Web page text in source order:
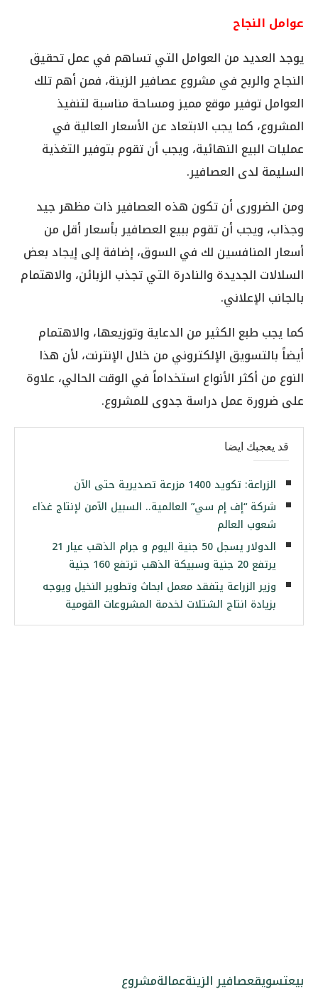
عوامل النجاح
يوجد العديد من العوامل التي تساهم في عمل تحقيق
النجاح والربح في مشروع عصافير الزينة، فمن أهم تلك
العوامل توفير موقع مميز ومساحة مناسبة لتنفيذ
المشروع، كما يجب الابتعاد عن الأسعار العالية في
عمليات البيع النهائية، ويجب أن تقوم بتوفير التغذية
السليمة لدى العصافير.
ومن الضرورى أن تكون هذه العصافير ذات مظهر جيد
وجذاب، ويجب أن تقوم ببيع العصافير بأسعار أقل من
أسعار المنافسين لك في السوق، إضافة إلى إيجاد بعض
السلالات الجديدة والنادرة التي تجذب الزبائن، والاهتمام
بالجانب الإعلاني.
كما يجب طبع الكثير من الدعاية وتوزيعها، والاهتمام
أيضاً بالتسويق الإلكتروني من خلال الإنترنت، لأن هذا
النوع من أكثر الأنواع استخداماً في الوقت الحالي، علاوة
على ضرورة عمل دراسة جدوى للمشروع.
قد يعجبك ايضا
الزراعة: تكويد 1400 مزرعة تصديرية حتى الآن
شركة “إف إم سي” العالمية.. السبيل الآمن لإنتاج غذاء
شعوب العالم
الدولار يسجل 50 جنية اليوم و جرام الذهب عيار 21
يرتفع 20 جنية وسبيكة الذهب ترتفع 160 جنية
وزير الزراعة يتفقد معمل ابحاث وتطوير النخيل ويوجه
بزيادة انتاج الشتلات لخدمة المشروعات القومية
بيعتسويقعصافير الزينةعمالةمشروع